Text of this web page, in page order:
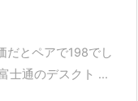
だとペアで198でし
士通のデスクト ...